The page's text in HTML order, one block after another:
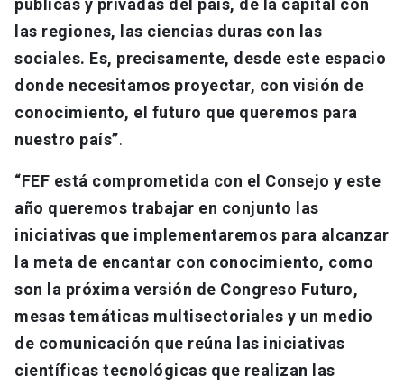
públicas y privadas del país, de la capital con
las regiones, las ciencias duras con las
sociales. Es, precisamente, desde este espacio
donde necesitamos proyectar, con visión de
conocimiento, el futuro que queremos para
nuestro país”.
“FEF está comprometida con el Consejo y este
año queremos trabajar en conjunto las
iniciativas que implementaremos para alcanzar
la meta de encantar con conocimiento, como
son la próxima versión de Congreso Futuro,
mesas temáticas multisectoriales y un medio
de comunicación que reúna las iniciativas
científicas tecnológicas que realizan las